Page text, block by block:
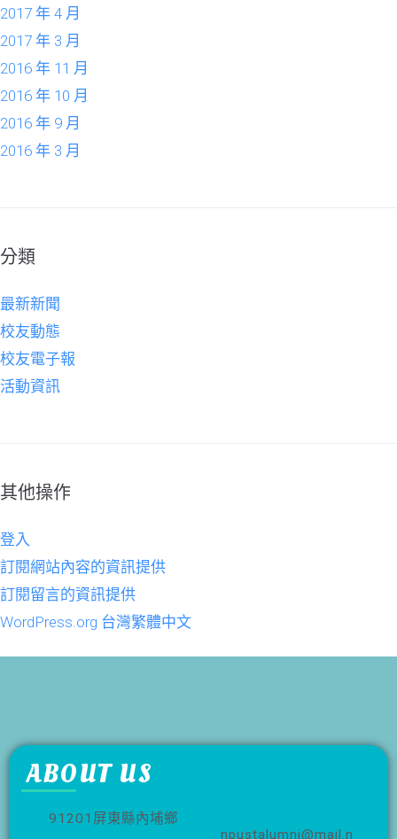
2017 年 4 月
2017 年 3 月
2016 年 11 月
2016 年 10 月
2016 年 9 月
2016 年 3 月
分類
最新新聞
校友動態
校友電子報
活動資訊
其他操作
登入
訂閱網站內容的資訊提供
訂閱留言的資訊提供
WordPress.org 台灣繁體中文
ABOUT US
91201屏東縣內埔鄉
npustalumni@mail.n